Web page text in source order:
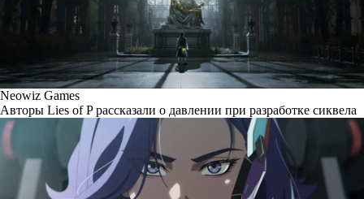
Neowiz Games
Авторы Lies of P рассказали о давлении при разработке сиквела